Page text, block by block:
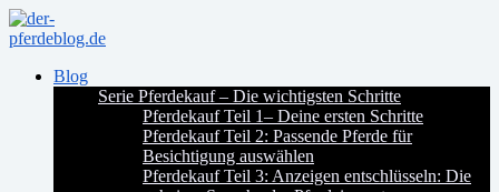
Blog
Serie Pferdekauf – Die wichtigsten Schritte
Pferdekauf Teil 1– Deine ersten Schritte
Pferdekauf Teil 2: Passende Pferde für
Besichtigung auswählen
Pferdekauf Teil 3: Anzeigen entschlüsseln: Die